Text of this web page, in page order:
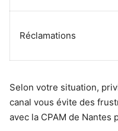
Réclamations
Selon votre situation,
canal vous évite des
avec la CPAM de Nantes